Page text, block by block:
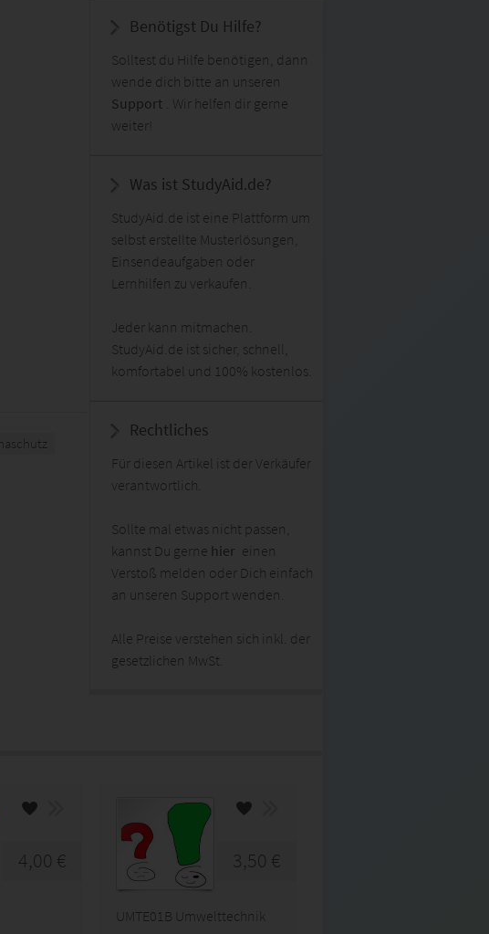
Benötigst Du Hilfe?
Solltest du Hilfe benötigen, dann
wende dich bitte an unseren
Support . Wir helfen dir gerne
weiter!
Was ist StudyAid.de?
StudyAid.de ist eine Plattform um
selbst erstellte Musterlösungen,
Einsendeaufgaben oder
Lernhilfen zu verkaufen.
Jeder kann mitmachen.
StudyAid.de ist sicher, schnell,
komfortabel und 100% kostenlos.
Rechtliches
Für diesen Artikel ist der Verkäufer
verantwortlich.
Sollte mal etwas nicht passen,
kannst Du gerne hier einen
Verstoß melden oder Dich einfach
an unseren Support wenden.
Alle Preise verstehen sich inkl. der
gesetzlichen MwSt.
4,00 € 3,50 €
UMTE01B Umwelttechnik